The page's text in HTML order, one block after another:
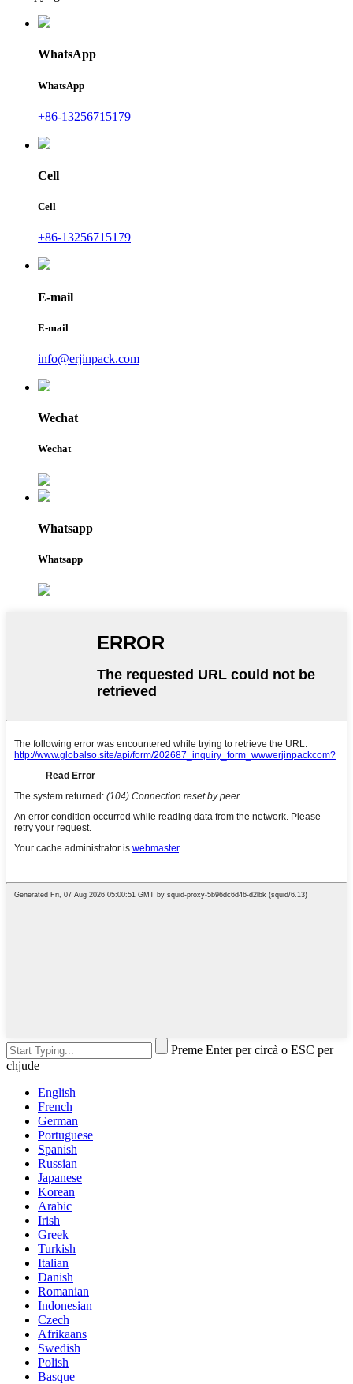
WhatsApp
WhatsApp
+86-13256715179
Cell
Cell
+86-13256715179
E-mail
E-mail
info@erjinpack.com
Wechat
Wechat
Whatsapp
Whatsapp
Preme Enter per circà o ESC per
chjude
English
French
German
Portuguese
Spanish
Russian
Japanese
Korean
Arabic
Irish
Greek
Turkish
Italian
Danish
Romanian
Indonesian
Czech
Afrikaans
Swedish
Polish
Basque